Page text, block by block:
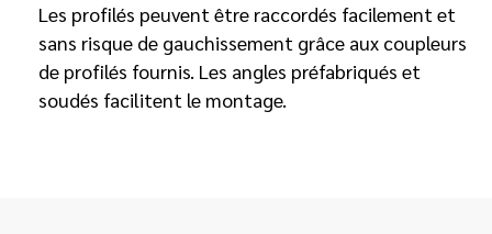
Les profilés peuvent être raccordés facilement et
sans risque de gauchissement grâce aux coupleurs
de profilés fournis. Les angles préfabriqués et
soudés facilitent le montage.